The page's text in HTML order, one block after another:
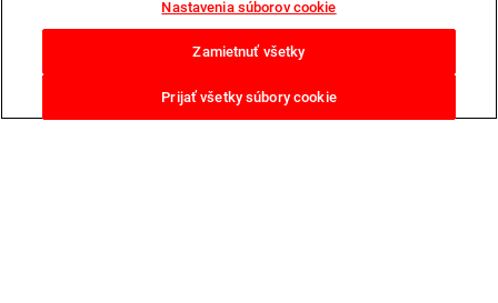
Nastavenia súborov cookie
Zamietnuť všetky
Prijať všetky súbory cookie